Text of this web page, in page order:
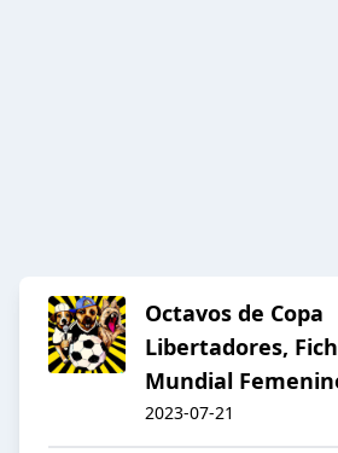
Octavos de Copa
Libertadores,
Mundial
2023-07-21